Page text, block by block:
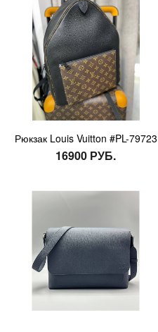
Рюкзак Louis Vuitton #PL-79723
16900 РУБ.